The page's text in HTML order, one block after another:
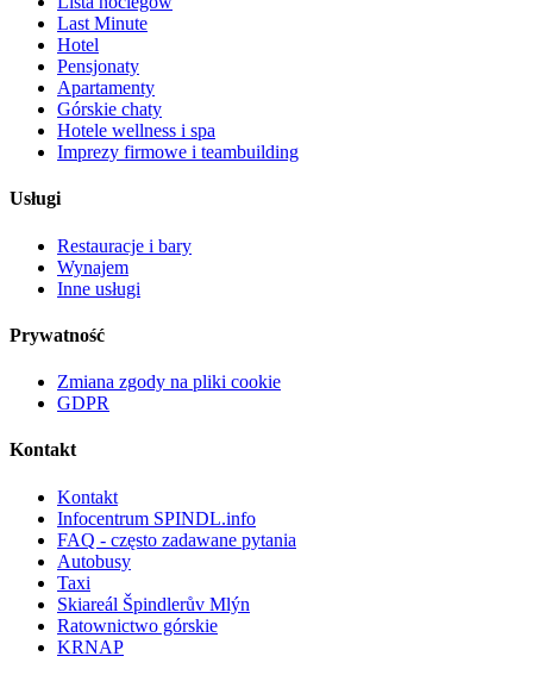
Last Minute
Hotel
Pensjonaty
Apartamenty
Górskie chaty
Hotele wellness i spa
Imprezy firmowe i teambuilding
Usługi
Restauracje i bary
Wynajem
Inne usługi
Prywatność
Zmiana zgody na pliki cookie
GDPR
Kontakt
Kontakt
Infocentrum SPINDL.info
FAQ - często zadawane pytania
Autobusy
Taxi
Skiareál Špindlerův Mlýn
Ratownictwo górskie
KRNAP